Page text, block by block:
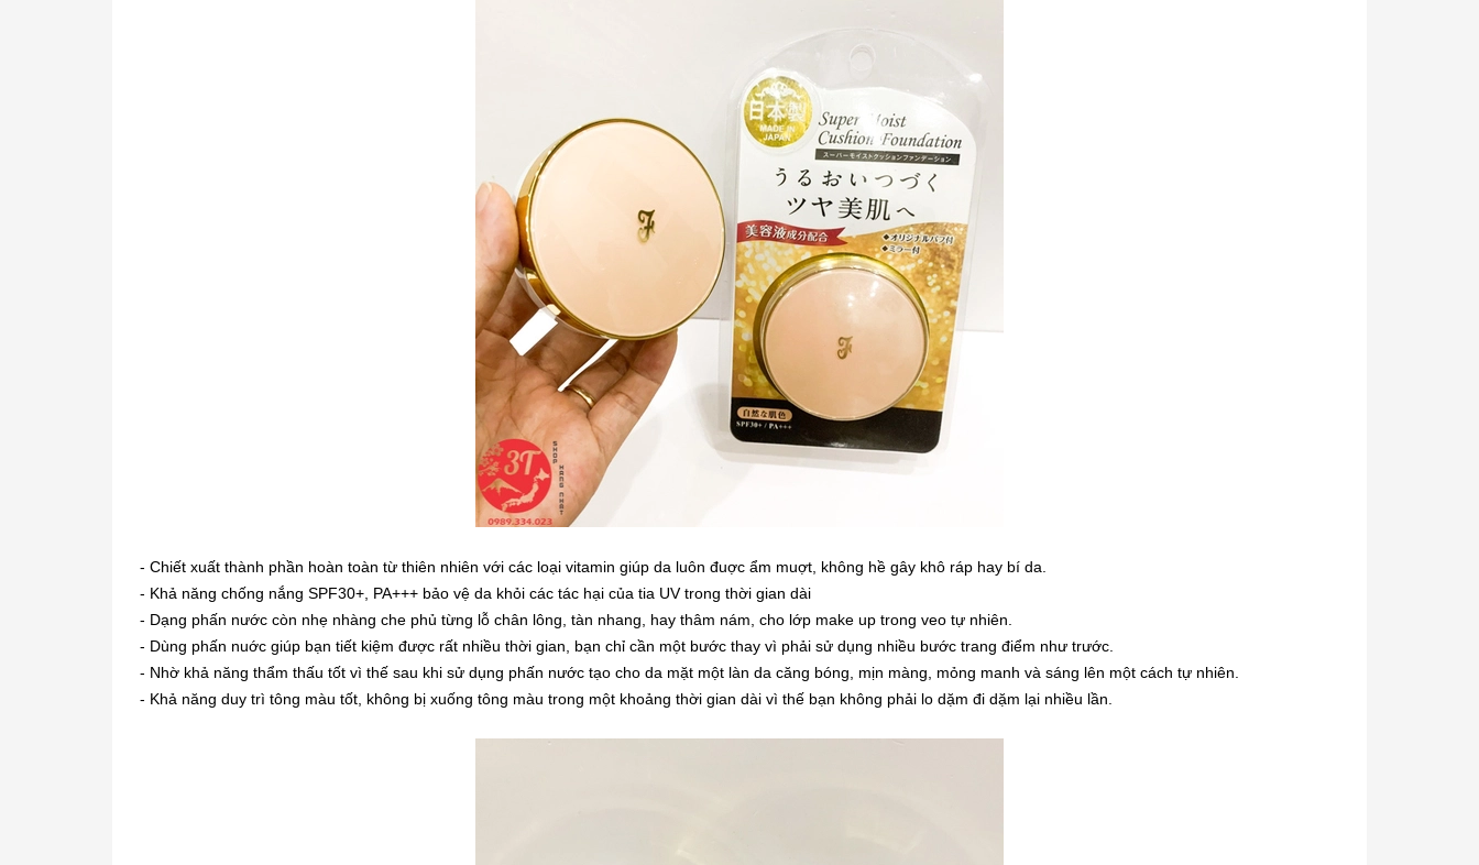
- Chiết xuất thành phần hoàn toàn từ thiên nhiên với các loại vitamin giúp da luôn đuợc ẩm muợt, không hề gây khô ráp hay bí da.
- Khả năng chống nắng SPF30+, PA+++ bảo vệ da khỏi các tác hại của tia UV trong thời gian dài
- Dạng phấn nước còn nhẹ nhàng che phủ từng lỗ chân lông, tàn nhang, hay thâm nám, cho lớp make up trong veo tự nhiên.
- Dùng phấn nuớc giúp bạn tiết kiệm được rất nhiều thời gian, bạn chỉ cần một bước thay vì phải sử dụng nhiều bước trang điểm như trước.
- Nhờ khả năng thẩm thấu tốt vì thế sau khi sử dụng phấn nước tạo cho da mặt một làn da căng bóng, mịn màng, mỏng manh và sáng lên một cách tự nhiên.
- Khả năng duy trì tông màu tốt, không bị xuống tông màu trong một khoảng thời gian dài vì thế bạn không phải lo dặm đi dặm lại nhiều lần.